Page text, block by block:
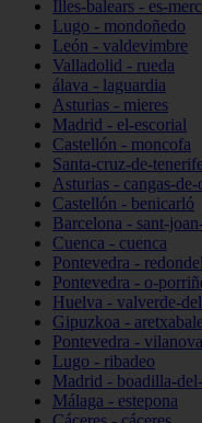
Illes-balears - es-
Lugo - mondoñedo
León - valdevimbre
Valladolid - rueda
álava - laguardia
Asturias - mieres
Madrid - el-escorial
Castellón - moncofa
Santa-cruz-de-
Asturias - cangas-de-
Castellón - benicarló
Barcelona - sant-
Cuenca - cuenca
Pontevedra -
Pontevedra - o-
Huelva - valverde-
Gipuzkoa -
Pontevedra -
Lugo - ribadeo
Madrid - boadilla-
Málaga - estepona